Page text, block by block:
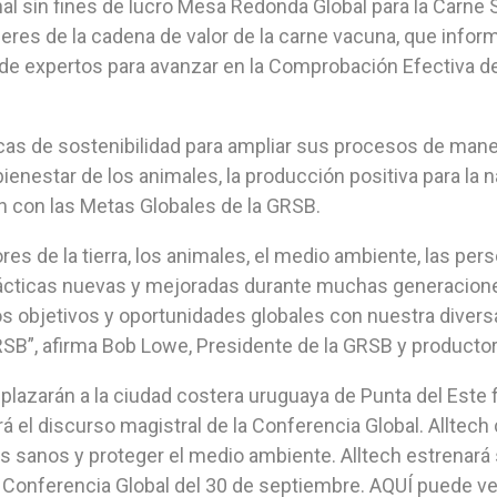
sin fines de lucro Mesa Redonda Global para la
de la cadena de valor de la carne vacuna, que
expertos para avanzar en la Comprobación Efectiva
de sostenibilidad para ampliar sus procesos de
de los animales, la producción positiva para la
las Metas Globales de la GRSB.
de la tierra, los animales, el medio ambiente, las
nuevas y mejoradas durante muchas
objetivos y oportunidades globales con nuestra
afirma Bob Lowe, Presidente de la GRSB y
a la ciudad costera uruguaya de Punta del Este
el discurso magistral de la Conferencia Global.
sanos y proteger el medio ambiente. Alltech
Global del 30 de septiembre. AQUÍ puede